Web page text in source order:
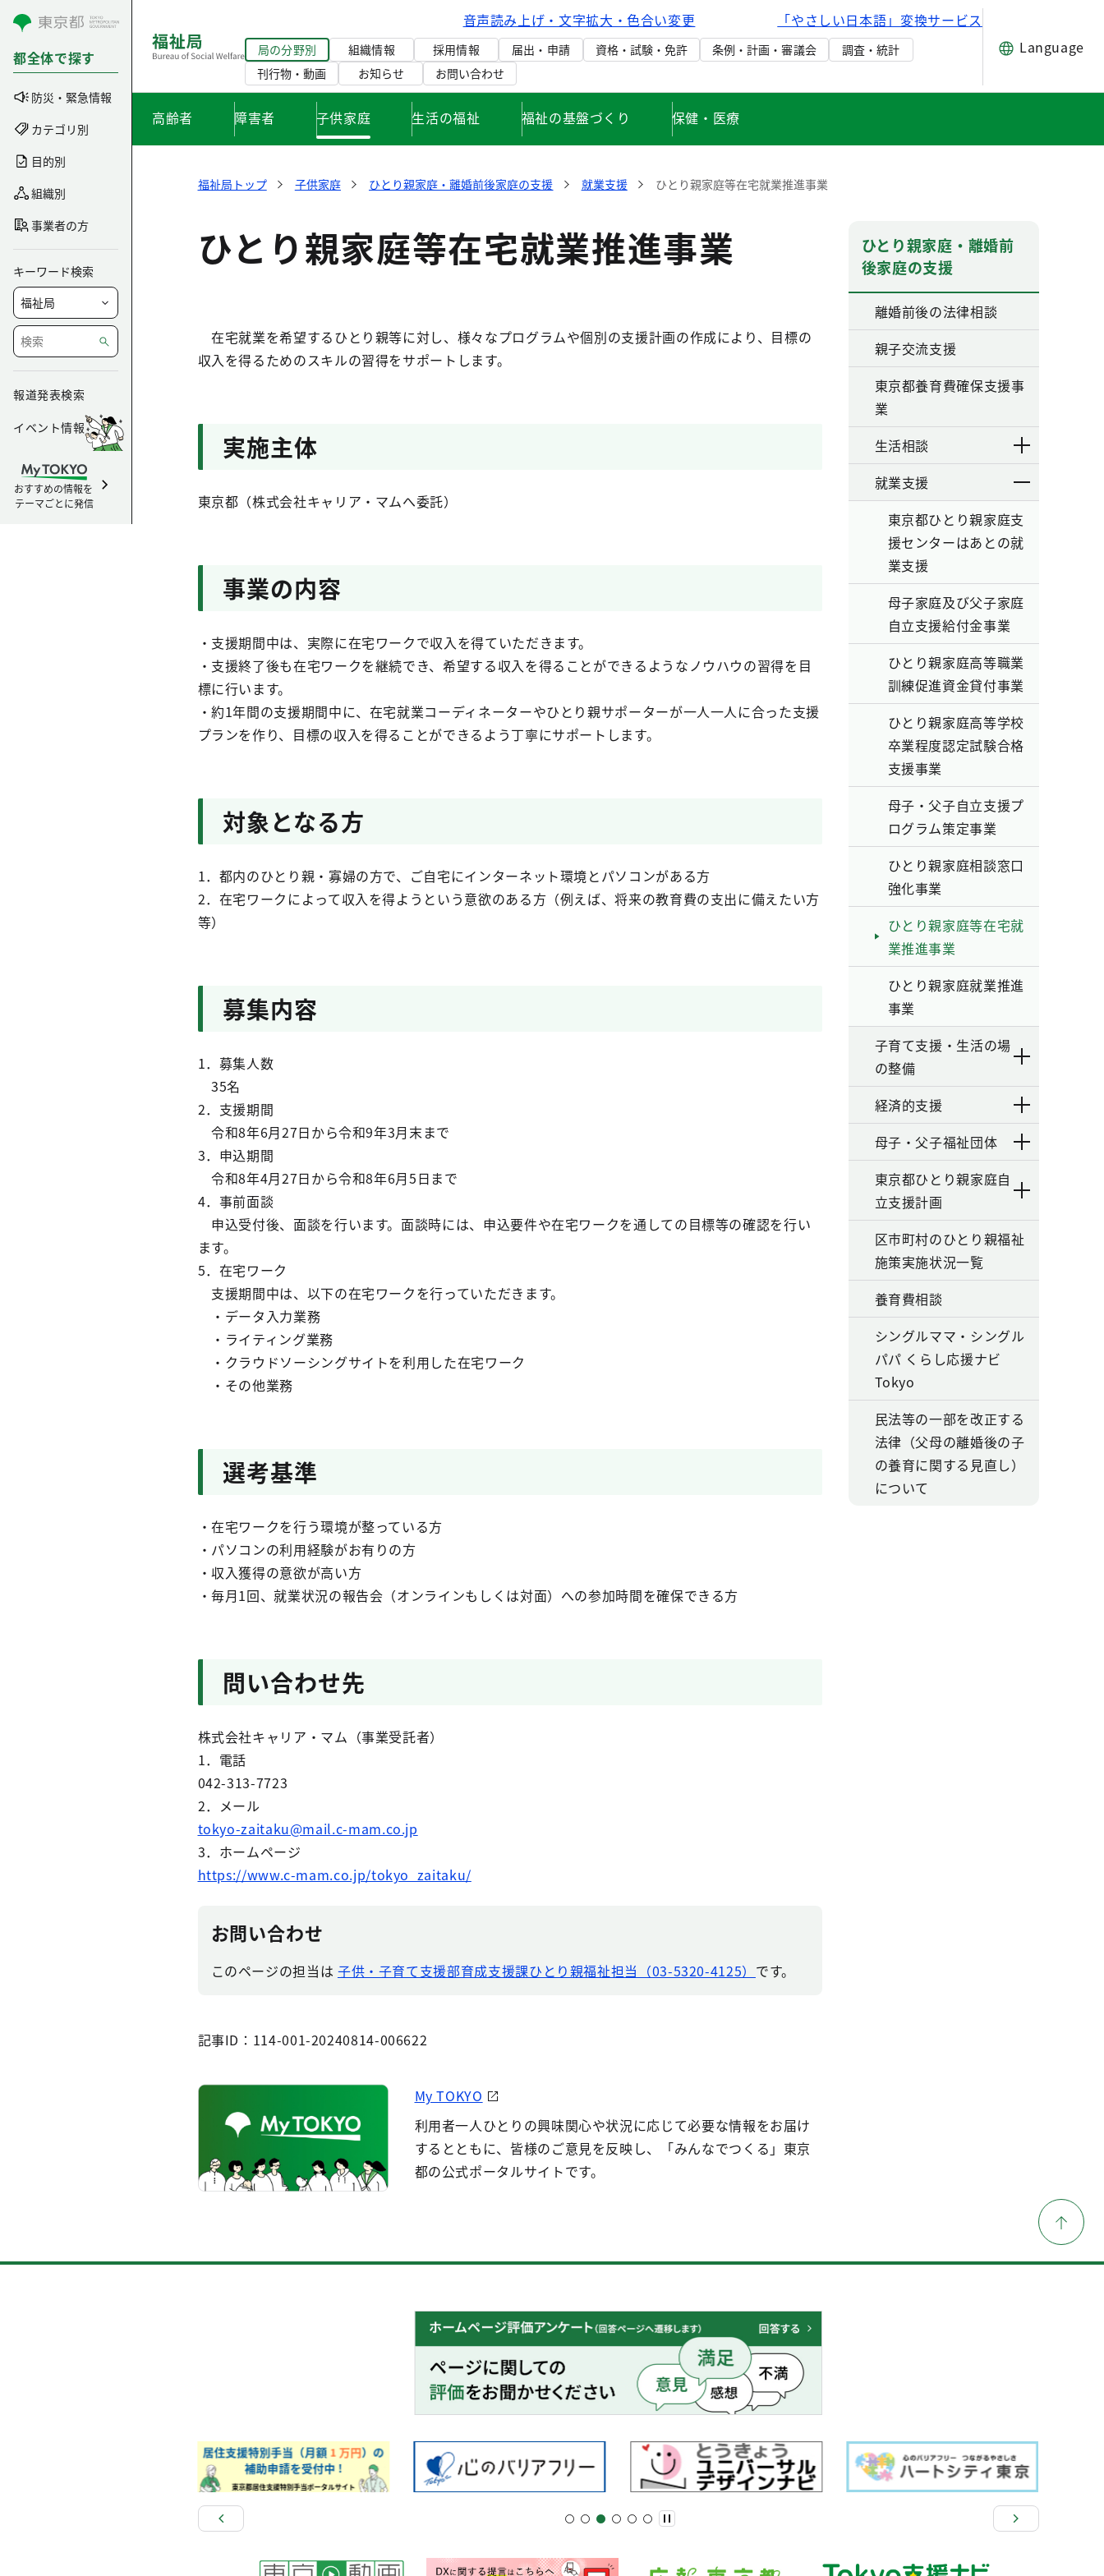
コンテンツにスキップ
都全体で探す
防災・緊急情報
カテゴリ別
目的別
組織別
事業者の方
キーワード検索
報道発表検索
イベント情報
おすすめの情報を
テーマごとに発信
音声読み上げ・文字拡大・色合い変更 「やさしい日本語」変換サービス
局の分野別 組織情報 採用情報 届出・申請 資格・試験・免許 条例・計画・審議会
調査・統計
刊行物・動画
お知らせ お問い合わせ
Language
高齢者 障害者 子供家庭 生活の福祉 福祉の基盤づくり 保健・医療
福祉局トップ 子供家庭 ひとり親家庭・離婚前後家庭の支援 就業支援 ひとり親家庭等在宅就業推進事業
ひとり親家庭等在宅就業推進事業
在宅就業を希望するひとり親等に対し、様々なプログラムや個別の支援計画の作成により、目標の
収入を得るためのスキルの習得をサポートします。
実施主体
東京都（株式会社キャリア・マムへ委託）
事業の内容
・支援期間中は、実際に在宅ワークで収入を得ていただきます。
・支援終了後も在宅ワークを継続でき、希望する収入を得ることができるようなノウハウの習得を目
標に行います。
・約1年間の支援期間中に、在宅就業コーディネーターやひとり親サポーターが一人一人に合った支援
プランを作り、目標の収入を得ることができるよう丁寧にサポートします。
対象となる方
1．都内のひとり親・寡婦の方で、ご自宅にインターネット環境とパソコンがある方
2．在宅ワークによって収入を得ようという意欲のある方（例えば、将来の教育費の支出に備えたい方
等）
募集内容
1．募集人数
35名
2．支援期間
令和8年6月27日から令和9年3月末まで
3．申込期間
令和8年4月27日から令和8年6月5日まで
4．事前面談
申込受付後、面談を行います。面談時には、申込要件や在宅ワークを通しての目標等の確認を行い
ます。
5．在宅ワーク
支援期間中は、以下の在宅ワークを行っていただきます。
・データ入力業務
・ライティング業務
・クラウドソーシングサイトを利用した在宅ワーク
・その他業務
選考基準
・在宅ワークを行う環境が整っている方
・パソコンの利用経験がお有りの方
・収入獲得の意欲が高い方
・毎月1回、就業状況の報告会（オンラインもしくは対面）への参加時間を確保できる方
問い合わせ先
株式会社キャリア・マム（事業受託者）
1．電話
042-313-7723
2．メール
tokyo-zaitaku@mail.c-mam.co.jp
3．ホームページ
https://www.c-mam.co.jp/tokyo_zaitaku/
お問い合わせ
このページの担当は 子供・子育て支援部育成支援課ひとり親福祉担当（03-5320-4125） です。
記事ID：114-001-20240814-006622
My TOKYO
利用者一人ひとりの興味関心や状況に応じて必要な情報をお届け
するとともに、皆様のご意見を反映し、「みんなでつくる」東京
都の公式ポータルサイトです。
ひとり親家庭・離婚前
後家庭の支援
離婚前後の法律相談
親子交流支援
東京都養育費確保支援事
業
生活相談
就業支援
東京都ひとり親家庭支
援センターはあとの就
業支援
母子家庭及び父子家庭
自立支援給付金事業
ひとり親家庭高等職業
訓練促進資金貸付事業
ひとり親家庭高等学校
卒業程度認定試験合格
支援事業
母子・父子自立支援プ
ログラム策定事業
ひとり親家庭相談窓口
強化事業
ひとり親家庭等在宅就
業推進事業
ひとり親家庭就業推進
事業
子育て支援・生活の場
の整備
経済的支援
母子・父子福祉団体
東京都ひとり親家庭自
立支援計画
区市町村のひとり親福祉
施策実施状況一覧
養育費相談
シングルママ・シングル
パパ くらし応援ナビ
Tokyo
民法等の一部を改正する
法律（父母の離婚後の子
の養育に関する見直し）
について